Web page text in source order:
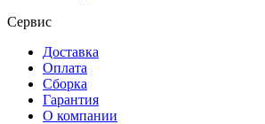
Сервис
Доставка
Оплата
Сборка
Гарантия
О компании